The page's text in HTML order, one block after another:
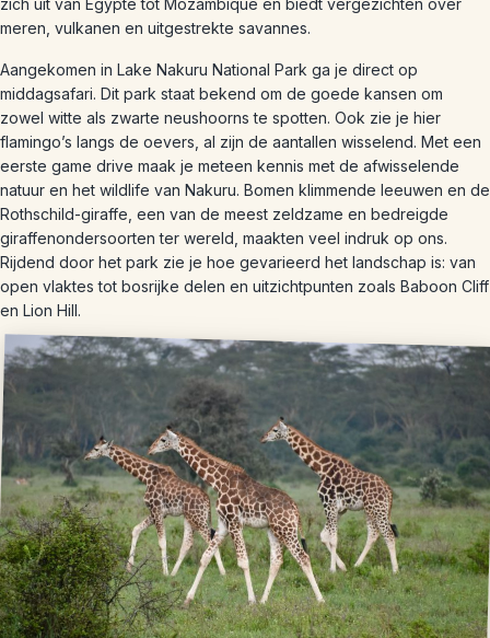
zich uit van Egypte tot Mozambique en biedt vergezichten over
meren, vulkanen en uitgestrekte savannes.
Aangekomen in Lake Nakuru National Park ga je direct op
middagsafari. Dit park staat bekend om de goede kansen om
zowel witte als zwarte neushoorns te spotten. Ook zie je hier
flamingo’s langs de oevers, al zijn de aantallen wisselend. Met een
eerste game drive maak je meteen kennis met de afwisselende
natuur en het wildlife van Nakuru. Bomen klimmende leeuwen en de
Rothschild-giraffe, een van de meest zeldzame en bedreigde
giraffenondersoorten ter wereld, maakten veel indruk op ons.
Rijdend door het park zie je hoe gevarieerd het landschap is: van
open vlaktes tot bosrijke delen en uitzichtpunten zoals Baboon Cliff
en Lion Hill.